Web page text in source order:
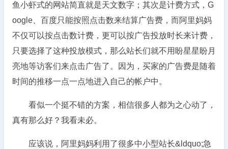
鱼小虾式的网站简直就是天文数字；其次是计费方式，G
oogle、百度只能按照点击数来结算广告费，而阿里妈妈
不仅可以按点击数计费，更可以按广告投放时长来计费，
只要选择了这种投放模式，那么站长们就不用盼星星盼月
亮地等访客们来点击广告了。因为，买家的广告费是随着
时间的推移一点一点地进入自己的帐户中。
看似一个挺不错的方案，相信很多人都为之心动了，
真有那么好？我看未必。
应该说，阿里妈妈利用了很多中小型站长&ldquo;急